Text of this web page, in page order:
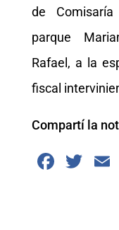
de
parque
Rafael, a la
fiscal
Compartí la
F
T